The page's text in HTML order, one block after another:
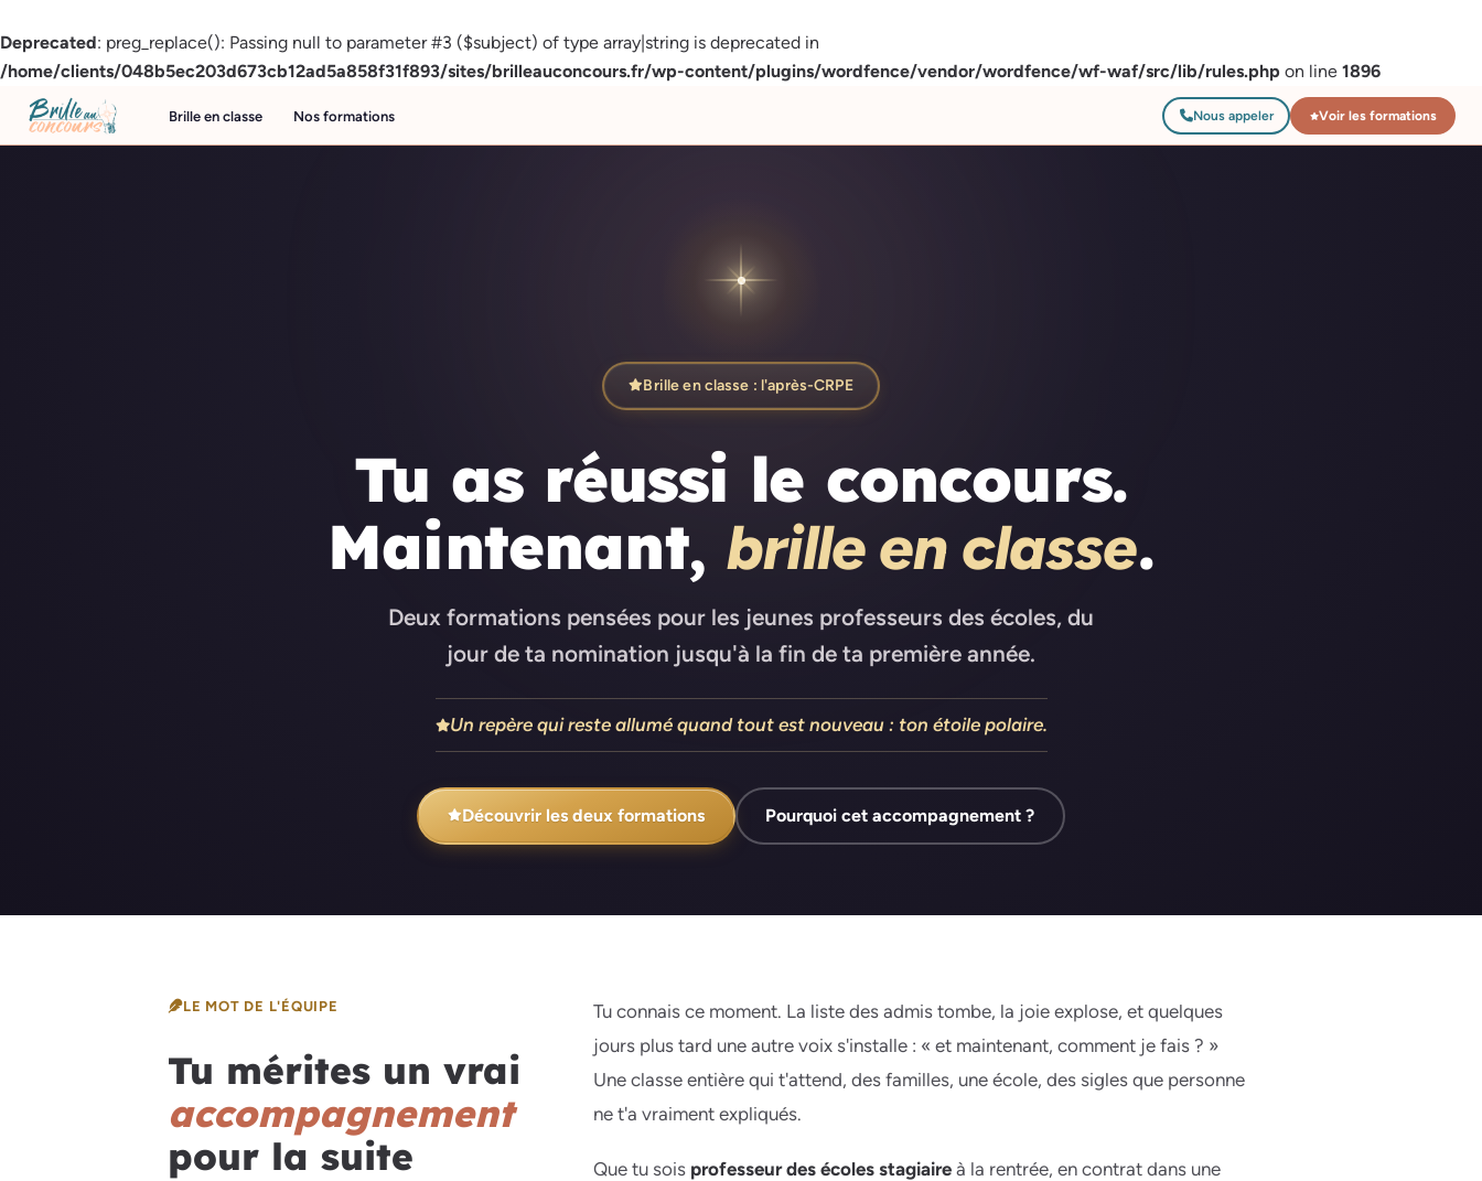
Deprecated: preg_replace(): Passing null to parameter #3 ($subject) of type array|string is deprecated in
/home/clients/048b5ec203d673cb12ad5a858f31f893/sites/brilleauconcours.fr/wp-content/plugins/wordfence/vendor/wordfence/wf-waf/src/lib/rules.php on line 1896
Brille en classe Nos formations Nous appeler Voir les formations
Brille en classe : l'après-CRPE
Tu as réussi le concours.
Maintenant,brille en classe.
Deux formations pensées pour les jeunes professeurs des écoles, du
jour de ta nomination jusqu'à la fin de ta première année.
Un repère qui reste allumé quand tout est nouveau : ton étoile polaire.
Découvrir les deux formations Pourquoi cet accompagnement ?
LE MOT DE L'ÉQUIPE
Tu mérites un vrai
accompagnement
pour la suite
Tu connais ce moment. La liste des admis tombe, la joie explose, et quelques
jours plus tard une autre voix s'installe : « et maintenant, comment je fais ? »
Une classe entière qui t'attend, des familles, une école, des sigles que personne
ne t'a vraiment expliqués.
Que tu sois professeur des écoles stagiaire à la rentrée, en contrat dans une